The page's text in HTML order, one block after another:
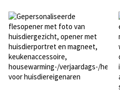
met een afbeelding van een
kleine politieagent,
autoaccessoire,
verjaardags-/vaderdagcadeau
voor echtgenoot/vader.